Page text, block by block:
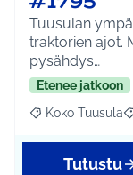
Tuusulan
traktorien ajot.
pysähdys…
Etenee jatkoon
Rajaa tulokset
Koko Tuusula
Tutustu